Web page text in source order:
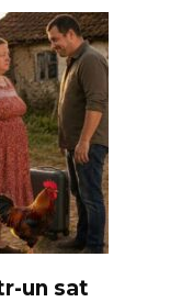
un sat